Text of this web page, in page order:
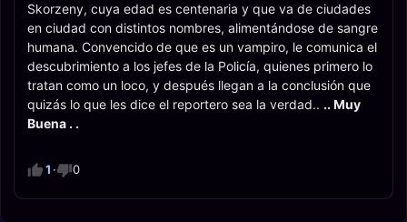
Skorzeny, cuya edad es centenaria y que va de ciudades
en ciudad con distintos nombres, alimentándose de sangre
humana. Convencido de que es un vampiro, le comunica el
descubrimiento a los jefes de la Policía, quienes primero lo
tratan como un loco, y después llegan a la conclusión que
quizás lo que les dice el reportero sea la verdad.. .. Muy
Buena . .
1 · 0